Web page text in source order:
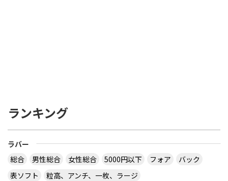
ランキング
ラバー
総合
男性総合 女性総合 5000円以下 フォア
バック
表ソフト
粒高、アンチ、一枚、ラージ